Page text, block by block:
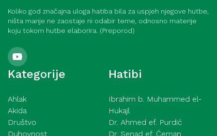
Koliko god značajna uloga hatiba bila za uspjeh njegove hutbe,
ništa manje ne zaostaje ni odabir teme, odnosno materije
koju tokom hutbe elaborira. (Preporod)
Kategorije
Ahlak
Akida
Društvo
Duhovnost
Hatibi
Ibrahim b. Muhammed el-
Hukajl
Dr. Ahmed ef. Purdić
Dr. Senad ef. Ćeman